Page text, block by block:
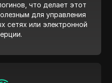
что делает этот
для управления
сетях или электронной